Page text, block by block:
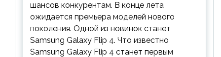
шансов конкурентам. В конце лета
ожидается премьера моделей нового
поколения. Одной из новинок станет
Samsung Galaxy Flip 4. Что известно
Samsung Galaxy Flip 4 станет первым